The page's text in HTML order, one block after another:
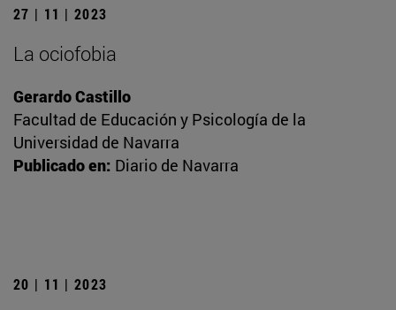
27 | 11 | 2023
La ociofobia
Gerardo Castillo
Facultad de Educación y Psicología de la
Universidad de Navarra
Publicado en: Diario de Navarra
20 | 11 | 2023